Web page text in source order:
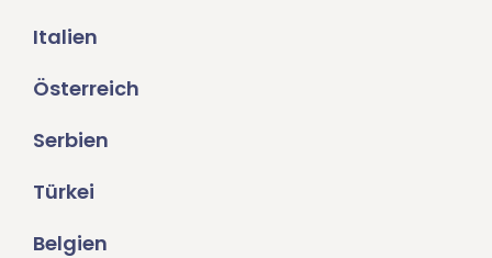
Italien
Österreich
Serbien
Türkei
Belgien